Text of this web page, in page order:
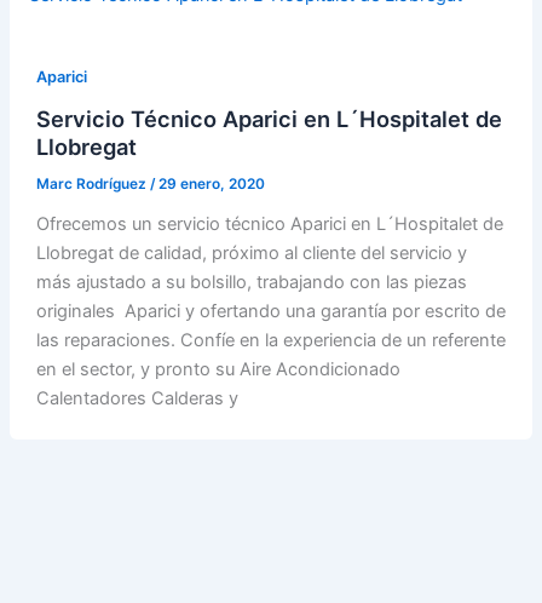
Aparici
Servicio Técnico Aparici en L´Hospitalet de
Llobregat
Marc Rodríguez /29 enero, 2020
Ofrecemos un servicio técnico Aparici en L´Hospitalet de
Llobregat de calidad, próximo al cliente del servicio y
más ajustado a su bolsillo, trabajando con las piezas
originales Aparici y ofertando una garantía por escrito de
las reparaciones. Confíe en la experiencia de un referente
en el sector, y pronto su Aire Acondicionado
Calentadores Calderas y